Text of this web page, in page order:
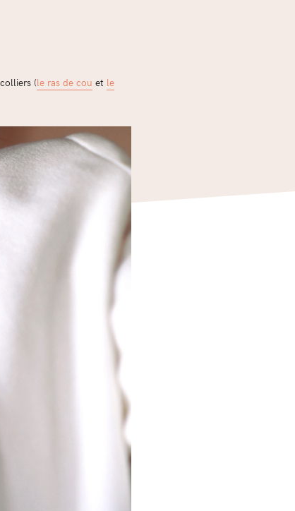
(le ras de cou et le